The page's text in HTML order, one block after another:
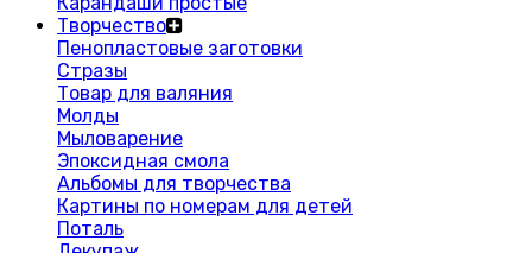
Творчество
Пенопластовые заготовки
Стразы
Товар для валяния
Молды
Мыловарение
Эпоксидная смола
Альбомы для творчества
Картины по номерам для детей
Поталь